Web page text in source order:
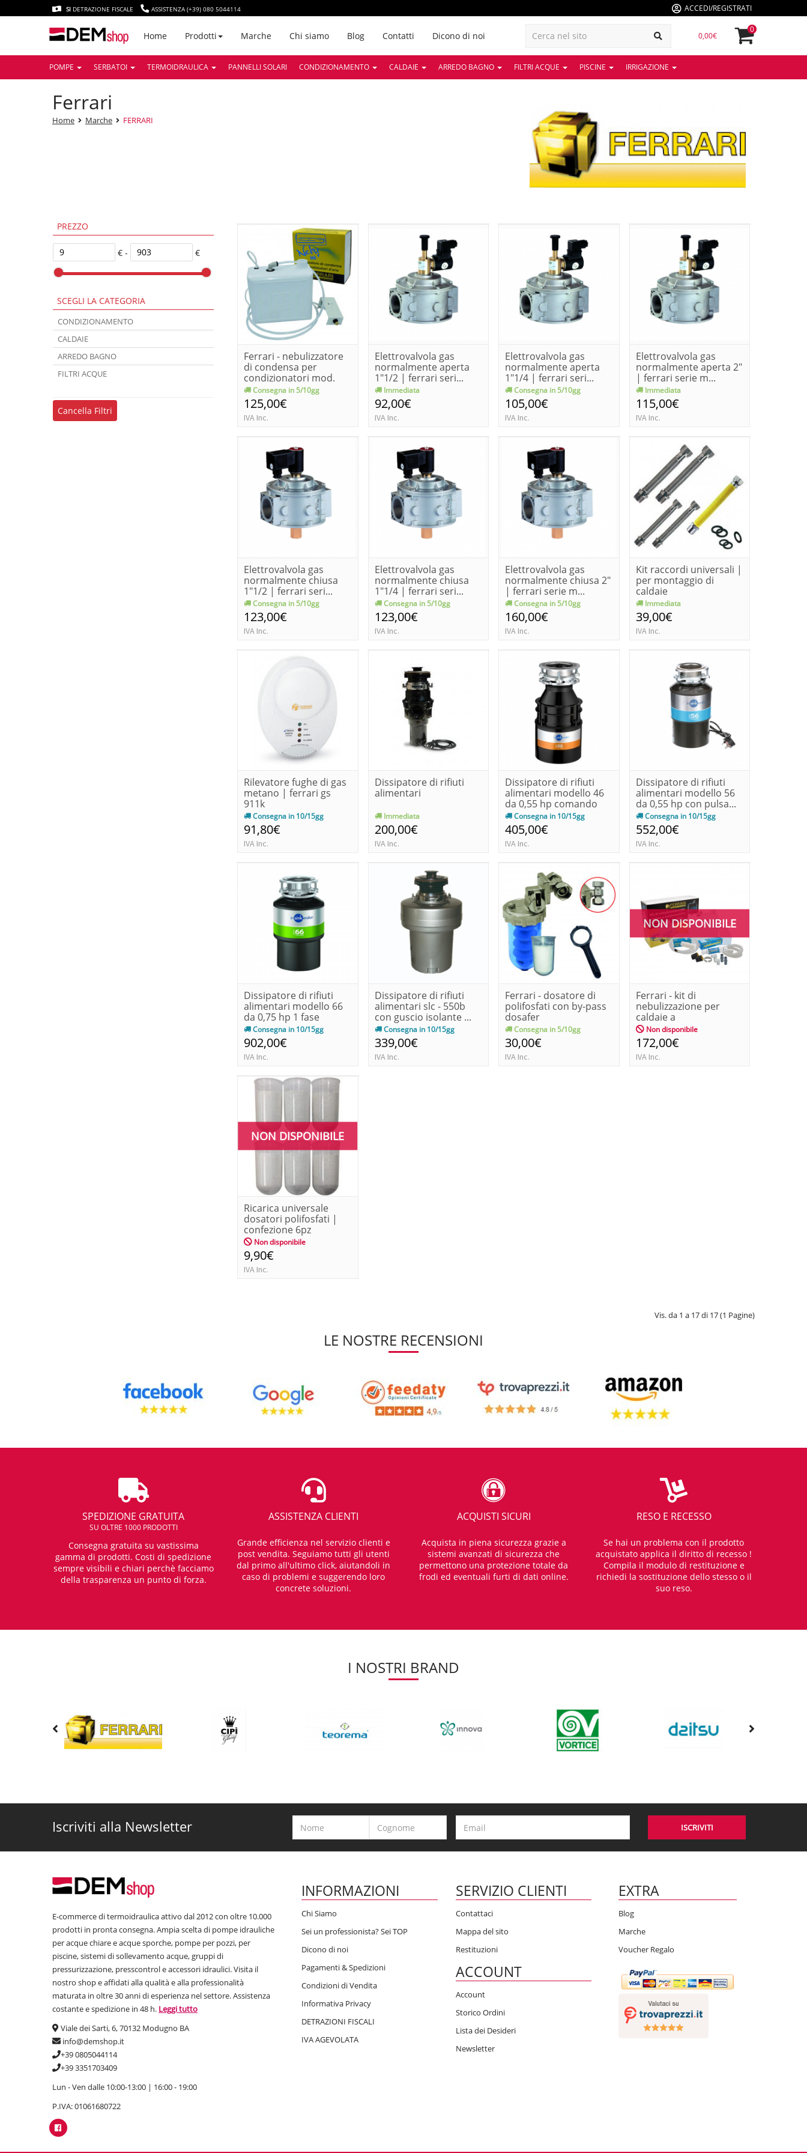
SI DETRAZIONE FISCALE ASSISTENZA (+39) 080 5044114 ACCEDI/REGISTRATI
Home Prodotti Marche Chi siamo Blog Contatti Dicono di noi 0,00€
0
POMPE SERBATOI TERMOIDRAULICA PANNELLI SOLARI CONDIZIONAMENTO CALDAIE ARREDO BAGNO FILTRI ACQUE PISCINE IRRIGAZIONE
ferrari
Home Marche FERRARI
PREZZO
€ - €
SCEGLI LA CATEGORIA
CONDIZIONAMENTO
CALDAIE
ARREDO BAGNO
FILTRI ACQUE
Cancella Filtri
Ferrari - nebulizzatore
di condensa per
condizionatori mod.
neby
Consegna in 5/10gg
125,00€
IVA Inc.
Elettrovalvola gas
normalmente aperta
1"1/2 | ferrari seri...
Immediata
92,00€
IVA Inc.
Elettrovalvola gas
normalmente aperta
1"1/4 | ferrari seri...
Consegna in 5/10gg
105,00€
IVA Inc.
Elettrovalvola gas
normalmente aperta 2"
| ferrari serie m...
Immediata
115,00€
IVA Inc.
Elettrovalvola gas
normalmente chiusa
1"1/2 | ferrari seri...
Consegna in 5/10gg
123,00€
IVA Inc.
Elettrovalvola gas
normalmente chiusa
1"1/4 | ferrari seri...
Consegna in 5/10gg
123,00€
IVA Inc.
Elettrovalvola gas
normalmente chiusa 2"
| ferrari serie m...
Consegna in 5/10gg
160,00€
IVA Inc.
Kit raccordi universali |
per montaggio di
caldaie
Immediata
39,00€
IVA Inc.
Rilevatore fughe di gas
metano | ferrari gs
911k
Consegna in 10/15gg
91,80€
IVA Inc.
Dissipatore di rifiuti
alimentari
Immediata
200,00€
IVA Inc.
Dissipatore di rifiuti
alimentari modello 46
da 0,55 hp comando
n...Consegna in 10/15gg
405,00€
IVA Inc.
Dissipatore di rifiuti
alimentari modello 56
da 0,55 hp con pulsa...
Consegna in 10/15gg
552,00€
IVA Inc.
Dissipatore di rifiuti
alimentari modello 66
da 0,75 hp 1 fase
Consegna in 10/15gg
902,00€
IVA Inc.
Dissipatore di rifiuti
alimentari slc - 550b
con guscio isolante ...
Consegna in 10/15gg
339,00€
IVA Inc.
Ferrari - dosatore di
polifosfati con by-pass
dosafer
Consegna in 5/10gg
30,00€
IVA Inc.
NON DISPONIBILE
Ferrari - kit di
nebulizzazione per
caldaie a
condensazione
Non disponibile
172,00€
IVA Inc.
NON DISPONIBILE
Ricarica universale
dosatori polifosfati |
confezione 6pz
Non disponibile
9,90€
IVA Inc.
Vis. da 1 a 17 di 17 (1 Pagine)
LE NOSTRE RECENSIONI
SPEDIZIONE GRATUITA
SU OLTRE 1000 PRODOTTI
Consegna gratuita su vastissima
gamma di prodotti. Costi di spedizione
sempre visibili e chiari perchè facciamo
della trasparenza un punto di forza.
ASSISTENZA CLIENTI
Grande efficienza nel servizio clienti e
post vendita. Seguiamo tutti gli utenti
dal primo all'ultimo click, aiutandoli in
caso di problemi e suggerendo loro
concrete soluzioni.
ACQUISTI SICURI
Acquista in piena sicurezza grazie a
sistemi avanzati di sicurezza che
permettono una protezione totale da
frodi ed eventuali furti di dati online.
RESO E RECESSO
Se hai un problema con il prodotto
acquistato applica il diritto di recesso !
Compila il modulo di restituzione e
richiedi la sostituzione dello stesso o il
suo reso.
I NOSTRI BRAND
Iscriviti alla Newsletter ISCRIVITI
E-commerce di termoidraulica attivo dal 2012 con oltre 10.000
prodotti in pronta consegna. Ampia scelta di pompe idrauliche
per acque chiare e acque sporche, pompe per pozzi, per
piscine, sistemi di sollevamento acque, gruppi di
pressurizzazione, presscontrol e accessori idraulici. Visita il
nostro shop e affidati alla qualità e alla professionalità
maturata in oltre 30 anni di esperienza nel settore. Assistenza
costante e spedizione in 48 h. Leggi tutto
Viale dei Sarti, 6, 70132 Modugno BA
info@demshop.it
+39 0805044114
+39 3351703409
Lun - Ven dalle 10:00-13:00 | 16:00 - 19:00
P.IVA: 01061680722
INFORMAZIONI
Chi Siamo
Sei un professionista? Sei TOP
Dicono di noi
Pagamenti & Spedizioni
Condizioni di Vendita
Informativa Privacy
DETRAZIONI FISCALI
IVA AGEVOLATA
SERVIZIO CLIENTI
Contattaci
Mappa del sito
Restituzioni
ACCOUNT
Account
Storico Ordini
Lista dei Desideri
Newsletter
EXTRA
Blog
Marche
Voucher Regalo